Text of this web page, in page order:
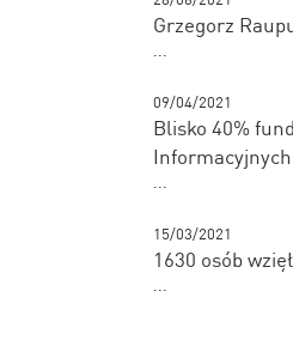
Grzegorz
09/04/2021
Blisko 40%
Informacyjnych
15/03/2021
1630 osób